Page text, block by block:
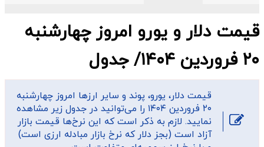
دلار و یورو امروز چهارشنبه
قیمت دلار، یورو، پوند و سایر ارز‌ها امروز چهارشنبه
۲۰ فروردین ۱۴۰۴ را می‌توانید در جدول زیر مشاهده
نمایید. لازم به ذکر است که این نرخ‌ها قیمت بازار
آزاد است (بجز دلار که نرخ بازار مبادله ارزی است)